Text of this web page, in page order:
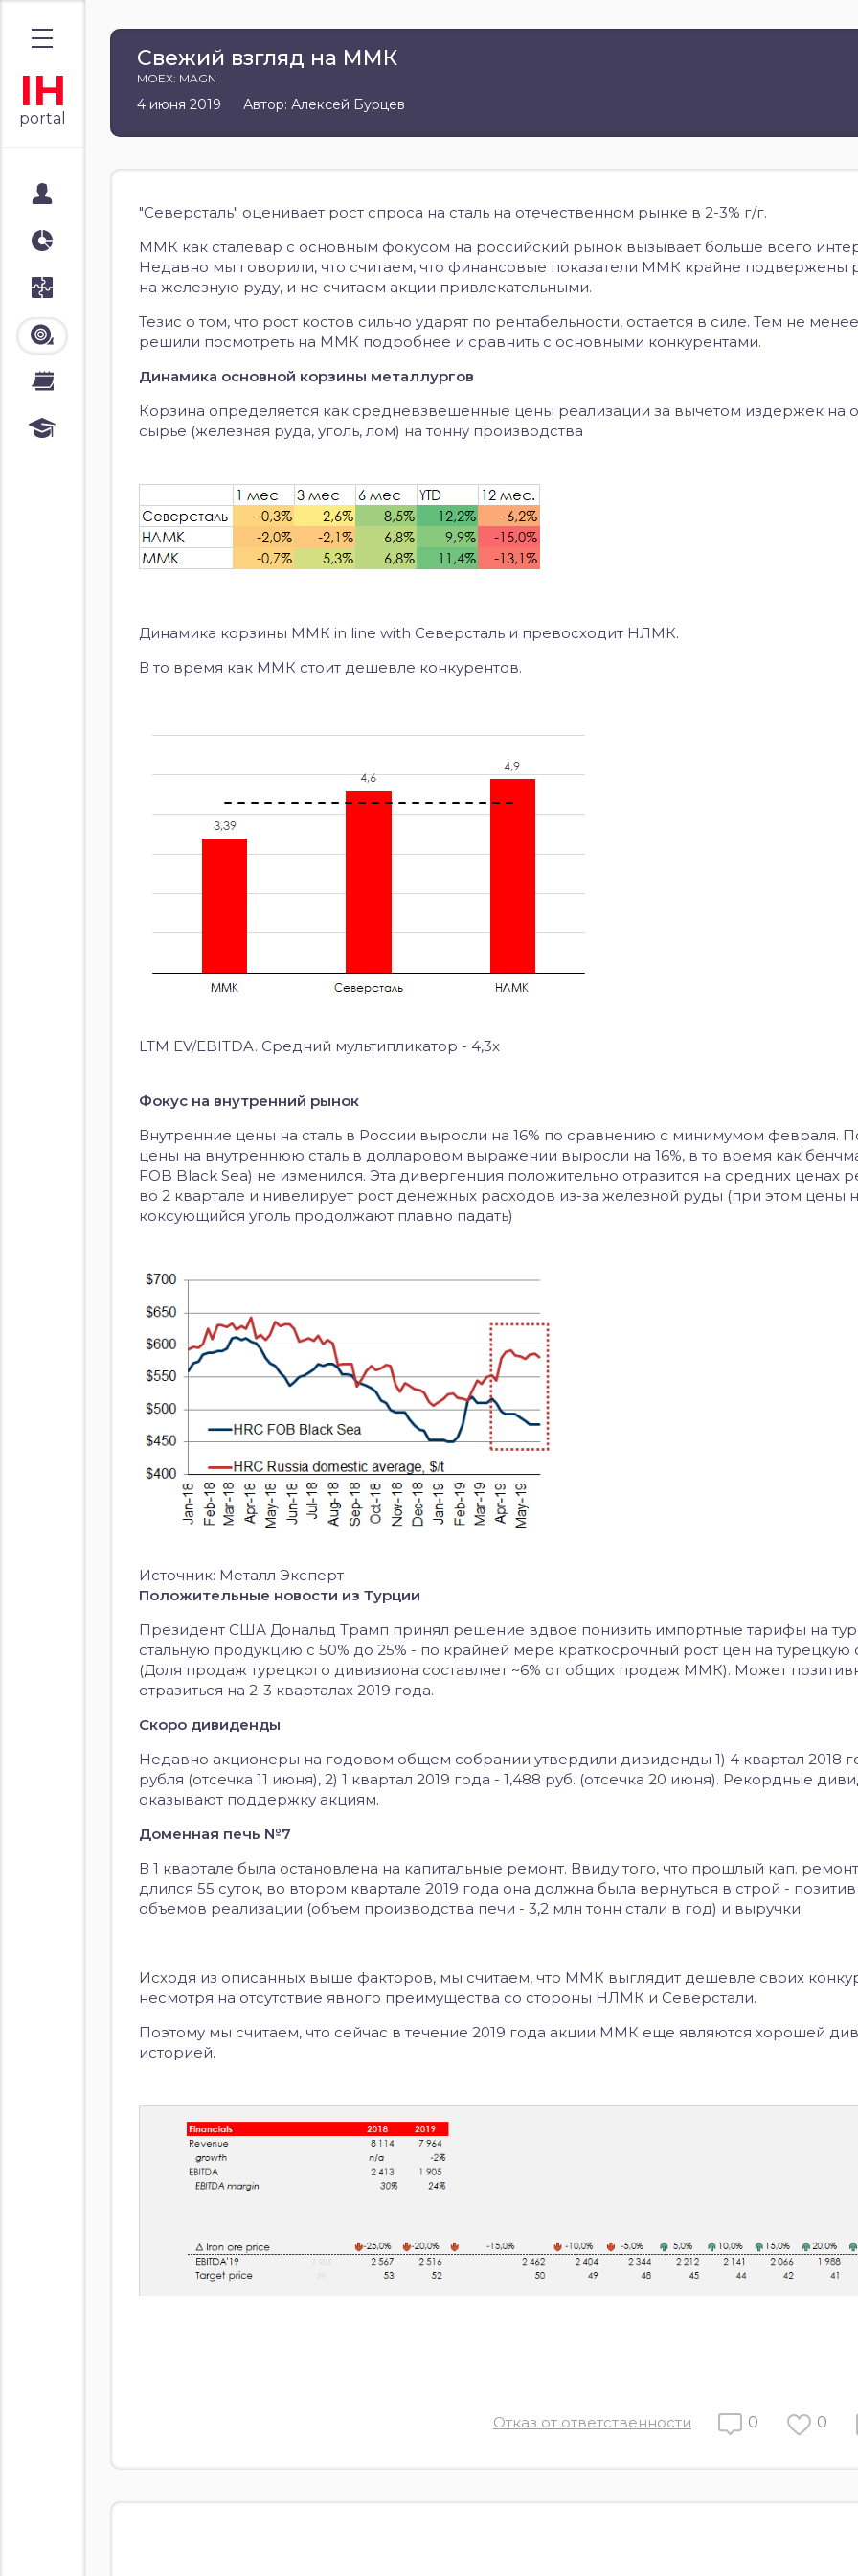
IH
portal
Аналитика
Стратегии
Лента
Календари
Свежий взгляд на ММК
MOEX: MAGN
4 июня 2019 Автор: Алексей Бурцев
"Северсталь" оценивает рост спроса на сталь на отечественном рынке в 2-3% г/г.
ММК как сталевар с основным фокусом на российский рынок вызывает больше всего
Недавно мы говорили, что считаем, что финансовые показатели ММК крайне подвержены
на железную руду, и не считаем акции привлекательными.
Тезис о том, что рост костов сильно ударят по рентабельности, остается в силе. Тем не
решили посмотреть на ММК подробнее и сравнить с основными конкурентами.
Динамика основной корзины металлургов
Корзина определяется как средневзвешенные цены реализации за вычетом издержек на
сырье (железная руда, уголь, лом) на тонну производства
Динамика корзины ММК in line with Северсталь и превосходит НЛМК.
В то время как ММК стоит дешевле конкурентов.
LTM EV/EBITDA. Средний мультипликатор - 4,3х
Фокус на внутренний рынок
Внутренние цены на сталь в России выросли на 16% по сравнению с минимумом февраля.
цены на внутреннюю сталь в долларовом выражении выросли на 16%, в то время как
FOB Black Sea) не изменился. Эта дивергенция положительно отразится на средних ценах
во 2 квартале и нивелирует рост денежных расходов из-за железной руды (при этом цены
коксующийся уголь продолжают плавно падать)
Источник: Металл Эксперт
Положительные новости из Турции
Президент США Дональд Трамп принял решение вдвое понизить импортные тарифы на
стальную продукцию с 50% до 25% - по крайней мере краткосрочный рост цен на турецкую
(Доля продаж турецкого дивизиона составляет ~6% от общих продаж ММК). Может
отразиться на 2-3 кварталах 2019 года.
Скоро дивиденды
Недавно акционеры на годовом общем собрании утвердили дивиденды 1) 4 квартал 2018
рубля (отсечка 11 июня), 2) 1 квартал 2019 года - 1,488 руб. (отсечка 20 июня). Рекордные
оказывают поддержку акциям.
Доменная печь №7
В 1 квартале была остановлена на капитальные ремонт. Ввиду того, что прошлый кап.
длился 55 суток, во втором квартале 2019 года она должна была вернуться в строй -
объемов реализации (объем производства печи - 3,2 млн тонн стали в год) и выручки.
Исходя из описанных выше факторов, мы считаем, что ММК выглядит дешевле своих
несмотря на отсутствие явного преимущества со стороны НЛМК и Северстали.
Поэтому мы считаем, что сейчас в течение 2019 года акции ММК еще являются хорошей
историей.
Отказ от ответственности 0 0